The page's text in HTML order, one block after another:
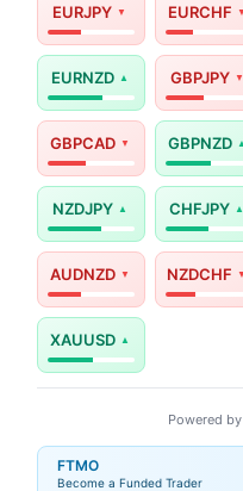
EURJPY EURCHF
EURNZD GBPJPY
GBPCAD GBPNZD
NZDJPY CHFJPY
AUDNZD NZDCHF
XAUUSD
Powered by
FTMO
Become a Funded Trader